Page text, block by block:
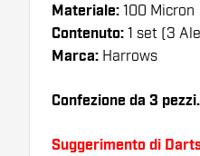
Materiale: 100 Micron
Contenuto: 1 set (3
Marca: Harrows
Confezione da 3 pezzi.
Suggerimento di